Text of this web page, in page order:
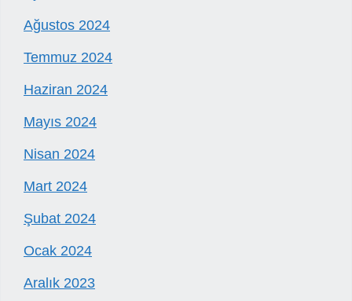
Ağustos 2024
Temmuz 2024
Haziran 2024
Mayıs 2024
Nisan 2024
Mart 2024
Şubat 2024
Ocak 2024
Aralık 2023